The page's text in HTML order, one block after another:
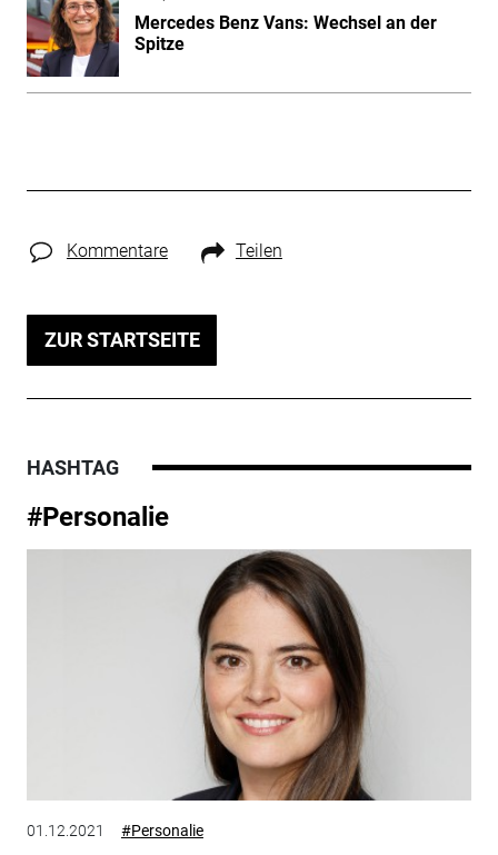
Mercedes Benz Vans: Wechsel an der
Spitze
Kommentare Teilen
ZUR STARTSEITE
HASHTAG
#Personalie
01.12.2021 #Personalie